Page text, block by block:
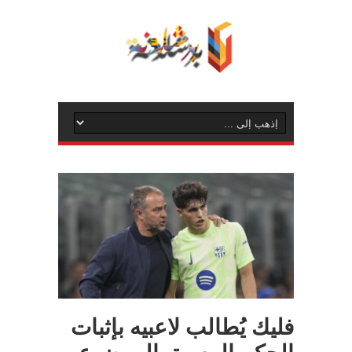
فليك يُطالب لاعبيه بإثبات